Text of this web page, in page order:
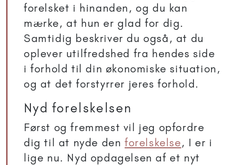
forelsket i hinanden, og du kan
mærke, at hun er glad for dig.
Samtidig beskriver du også, at du
oplever utilfredshed fra hendes side
i forhold til din økonomiske situation,
og at det forstyrrer jeres forhold.
Nyd forelskelsen
Først og fremmest vil jeg opfordre
dig til at nyde denforelskelse, I er i
lige nu. Nyd opdagelsen af et nyt